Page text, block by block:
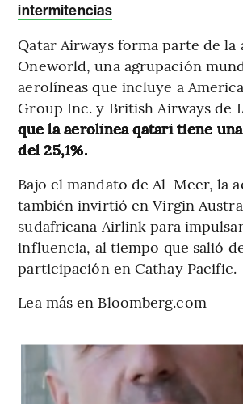
intermitencias
Qatar Airways forma parte de la
Oneworld, una agrupación
aerolíneas que incluye a
Group Inc. y British Airways de
que la aerolínea qatarí tiene
del 25,1%.
Bajo el mandato de Al-Meer, la
también invirtió en Virgin
sudafricana Airlink para
influencia, al tiempo que salió
participación en Cathay Pacific.
Lea más en Bloomberg.com